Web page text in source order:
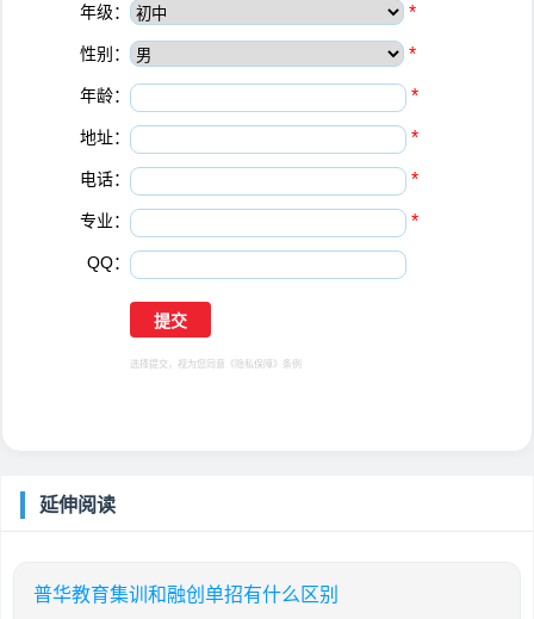
年级： *
性别： *
年龄： *
地址： *
电话： *
专业： *
QQ：
选择提交，视为您同意 《隐私保障》 条例
延伸阅读
普华教育集训和融创单招有什么区别